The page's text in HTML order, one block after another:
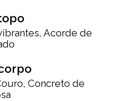
Acorde de
Concreto de